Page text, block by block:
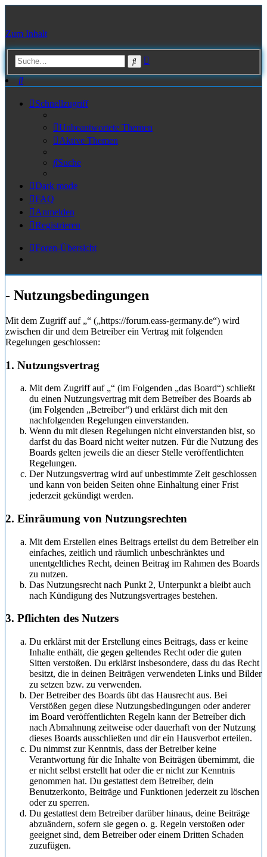
Zum Inhalt
Suche
Suche
Schnellzugriff
Unbeantwortete Themen
Aktive Themen
Suche
Dark mode
FAQ
Anmelden
Registrieren
Foren-Übersicht
- Nutzungsbedingungen
Mit dem Zugriff auf „“ („https://forum.eass-germany.de“) wird
zwischen dir und dem Betreiber ein Vertrag mit folgenden
Regelungen geschlossen:
1. Nutzungsvertrag
Mit dem Zugriff auf „“ (im Folgenden „das Board“) schließt
du einen Nutzungsvertrag mit dem Betreiber des Boards ab
(im Folgenden „Betreiber“) und erklärst dich mit den
nachfolgenden Regelungen einverstanden.
Wenn du mit diesen Regelungen nicht einverstanden bist, so
darfst du das Board nicht weiter nutzen. Für die Nutzung des
Boards gelten jeweils die an dieser Stelle veröffentlichten
Regelungen.
Der Nutzungsvertrag wird auf unbestimmte Zeit geschlossen
und kann von beiden Seiten ohne Einhaltung einer Frist
jederzeit gekündigt werden.
2. Einräumung von Nutzungsrechten
Mit dem Erstellen eines Beitrags erteilst du dem Betreiber ein
einfaches, zeitlich und räumlich unbeschränktes und
unentgeltliches Recht, deinen Beitrag im Rahmen des Boards
zu nutzen.
Das Nutzungsrecht nach Punkt 2, Unterpunkt a bleibt auch
nach Kündigung des Nutzungsvertrages bestehen.
3. Pflichten des Nutzers
Du erklärst mit der Erstellung eines Beitrags, dass er keine
Inhalte enthält, die gegen geltendes Recht oder die guten
Sitten verstoßen. Du erklärst insbesondere, dass du das Recht
besitzt, die in deinen Beiträgen verwendeten Links und Bilder
zu setzen bzw. zu verwenden.
Der Betreiber des Boards übt das Hausrecht aus. Bei
Verstößen gegen diese Nutzungsbedingungen oder anderer
im Board veröffentlichten Regeln kann der Betreiber dich
nach Abmahnung zeitweise oder dauerhaft von der Nutzung
dieses Boards ausschließen und dir ein Hausverbot erteilen.
Du nimmst zur Kenntnis, dass der Betreiber keine
Verantwortung für die Inhalte von Beiträgen übernimmt, die
er nicht selbst erstellt hat oder die er nicht zur Kenntnis
genommen hat. Du gestattest dem Betreiber, dein
Benutzerkonto, Beiträge und Funktionen jederzeit zu löschen
oder zu sperren.
Du gestattest dem Betreiber darüber hinaus, deine Beiträge
abzuändern, sofern sie gegen o. g. Regeln verstoßen oder
geeignet sind, dem Betreiber oder einem Dritten Schaden
zuzufügen.